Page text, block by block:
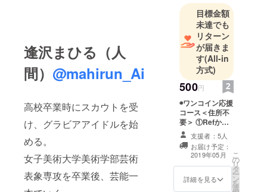
逢沢まひる（人
間） @mahirun_Ai
高校卒業時にスカウトを受
け、グラビアアイドルを始
める。
女子美術大学美術学部芸術
表象専攻を卒業後、芸能一
動、のちに
セルフプロ
デュースで
Refというア
イドルユ
ニットを立
ち上げまし
た。
1994年3月2
日生まれ。
白百合学園
小〜高卒。
女子美術大
学芸術学部
目標金額
未達でも
リターン
が届きま
す(All-in
方式)
500円
◉ワンコイン応援
コース＜住所不
要＞ ①Refから
お礼メール ②
ミュージックビ
デオにお名前ク
レジット ※クレ
ジットに掲載す
るお名前（HN
支援者：5人
お届け予定：
2019年05月
詳細を見る
こ
の
リ
タ
ー
ン
を
選